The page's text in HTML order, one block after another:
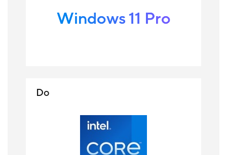
Windows 11 Pro
Do